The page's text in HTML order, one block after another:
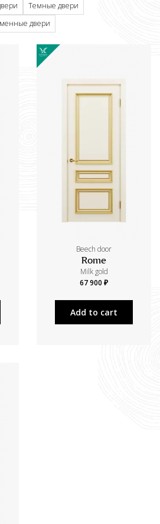
Темные двери
двери
Beech door
Rome
Milk gold
67 900 ₽
Add to cart